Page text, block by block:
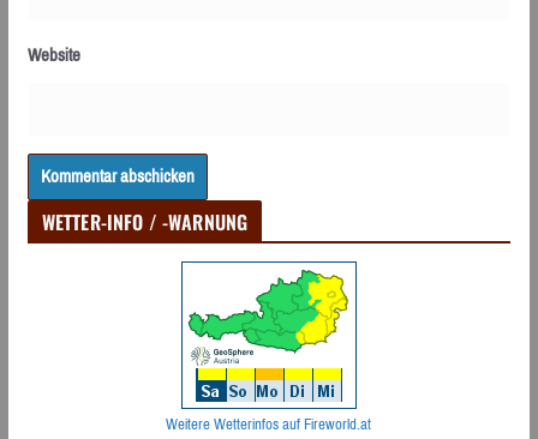
Website
WETTER-INFO / -WARNUNG
Weitere Wetterinfos auf Fireworld.at